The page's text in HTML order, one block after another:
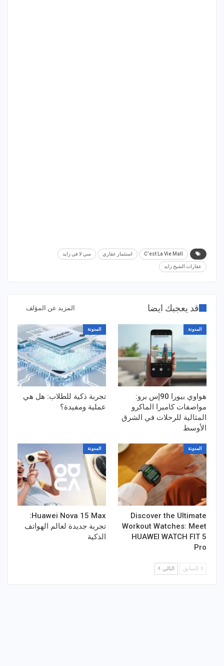
C’est La Vie Mall استثمار عقاري سي لا في زايد
عقارات الشيخ زايد
قد يعجبك ايضا المزيد عن المؤلف
المدونة
هواوي بيورا 90إس برو:
مواصفات كاميرا الماكرو
المثالية للرحلات في الشرق
الأوسط
المدونة
تجربة ذكية للطلاب: هل هي
عملية ومفيدة؟
المدونة
Discover the Ultimate
Workout Watches​: Meet
HUAWEI WATCH FIT 5
Pro
المدونة
Huawei Nova 15 Max:
تجربة جديدة لعالم الهواتف
الذكية
السابق التالي